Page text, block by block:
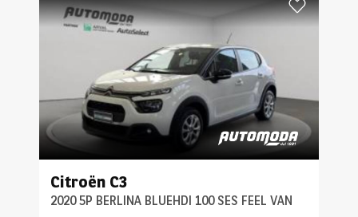
Citroën C3
2020 5P BERLINA BLUEHDI 100 SES FEEL VAN